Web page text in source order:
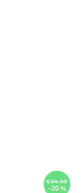
€34,99
–20 %